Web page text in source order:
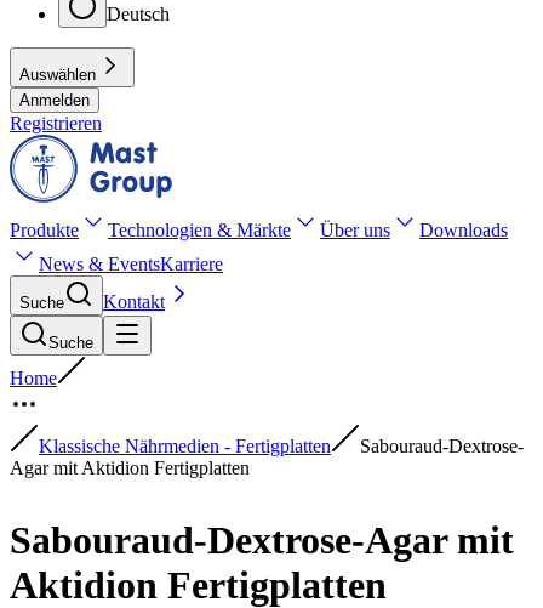
Deutsch
Auswählen
Anmelden
Registrieren
Produkte Technologien & Märkte Über uns
Downloads
News & EventsKarriere
Suche Kontakt
Suche
Home
Klassische Nährmedien - Fertigplatten
Sabouraud-Dextrose-
Agar mit Aktidion Fertigplatten
Sabouraud-Dextrose-Agar mit
Aktidion Fertigplatten